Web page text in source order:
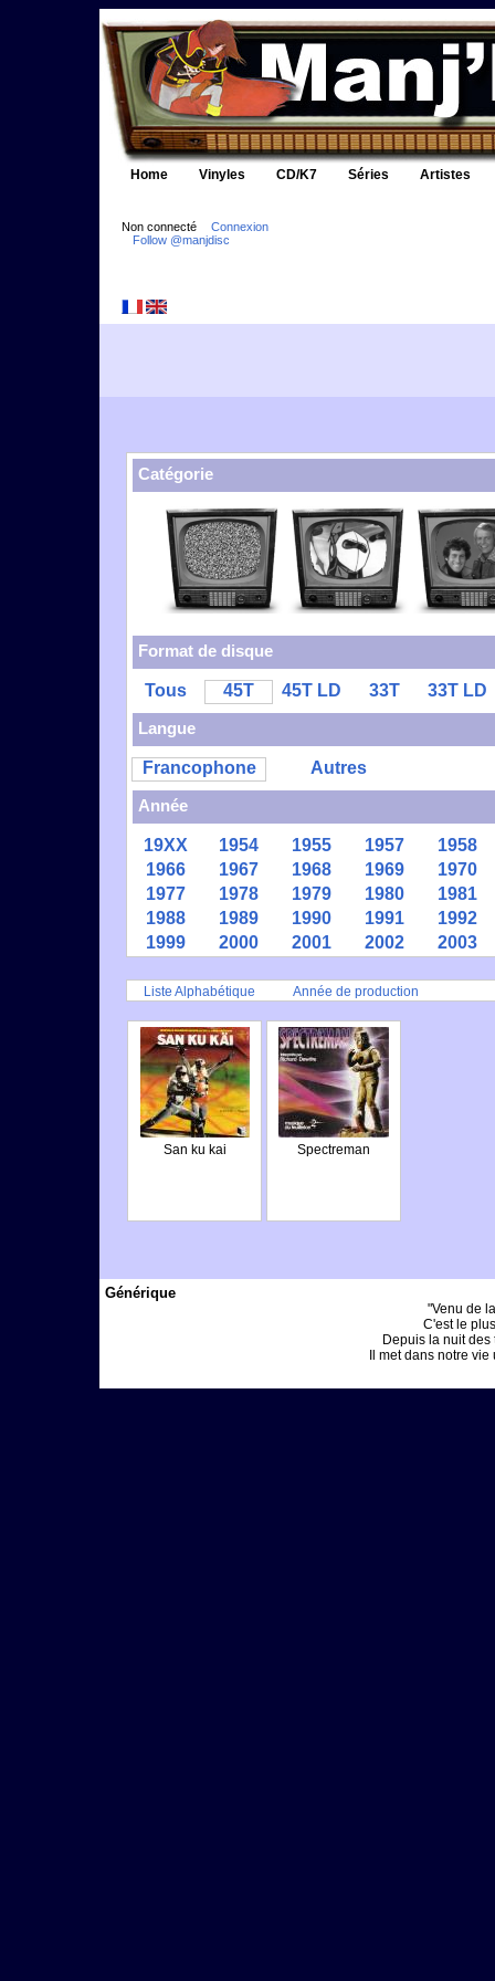
Home Vinyles CD/K7 Séries Artistes
Non connecté
Connexion
Follow @manjdisc
Catégorie
Format de disque
Tous 45T 45T LD 33T
33T LD
Langue
Francophone
Autres
Année
19XX 1954 1955 1957
1958
1966
1967 1968 1969
1970
1977
1978 1979 1980
1981
1988
1989 1990 1991
1992
1999
2000 2001 2002 2003
Liste Alphabétique Année de production
San ku kai Spectreman
Générique
"Venu de
C'est le
Depuis la nuit
Il met dans notre